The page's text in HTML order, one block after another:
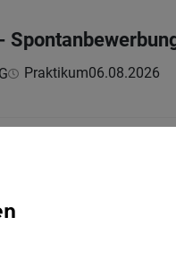
Praktikum06.08.2026